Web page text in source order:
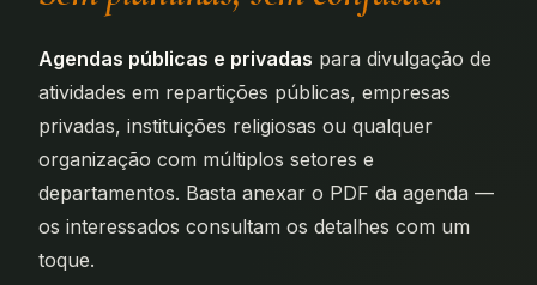
Agendas públicas e privadas para divulgação de
atividades em repartições públicas, empresas
privadas, instituições religiosas ou qualquer
organização com múltiplos setores e
departamentos. Basta anexar o PDF da agenda —
os interessados consultam os detalhes com um
toque.